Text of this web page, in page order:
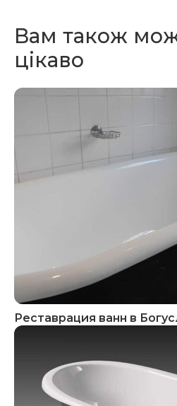
Вам також
цікаво
Реставрация ванн в